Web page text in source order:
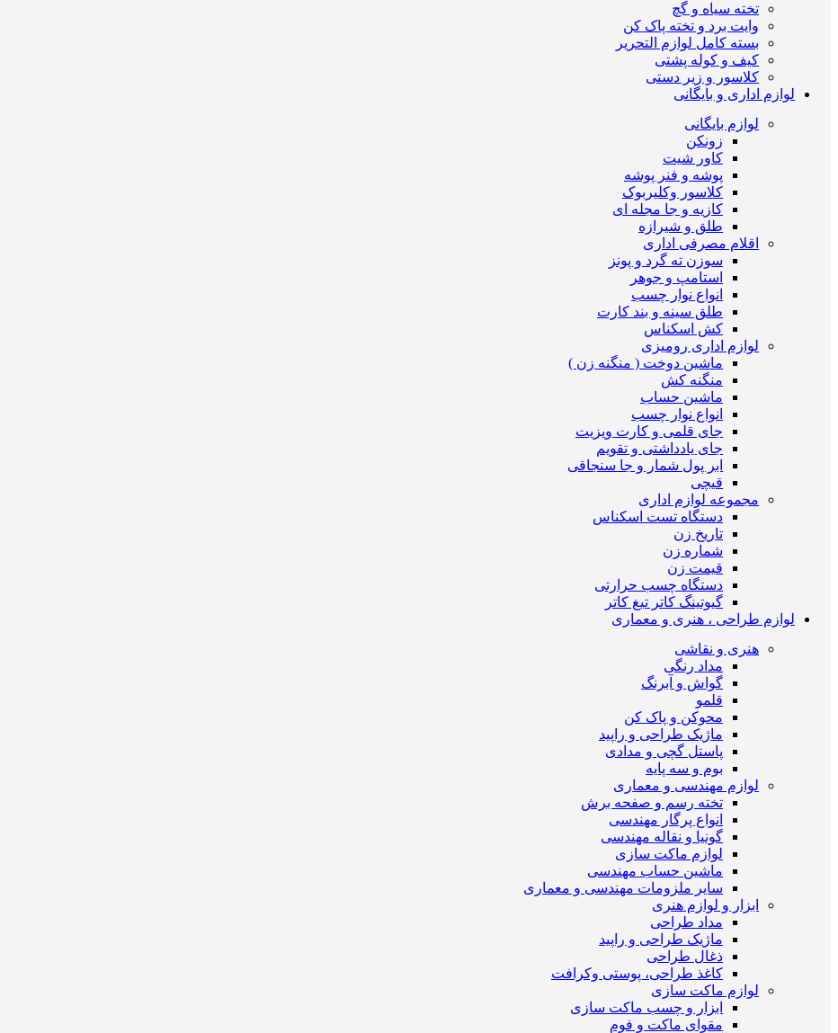
تخته سیاه و گچ
وایت برد و تخته پاک کن
بسته کامل لوازم التحریر
کیف و کوله پشتی
کلاسور و زیر دستی
لوازم اداری و بایگانی
لوازم بایگانی
زونکن
کاور شیت
پوشه و فنر پوشه
کلاسور وکلیربوک
کازیه و جا مجله ای
طلق و شیرازه
اقلام مصرفی اداری
سوزن ته گرد و پونز
استامپ و جوهر
انواع نوار چسب
طلق سینه و بند کارت
کش اسکناس
لوازم اداری رومیزی
ماشین دوخت ( منگنه زن )
منگنه کش
ماشین حساب
انواع نوار چسب
جای قلمی و کارت ویزیت
جای یادداشتی و تقویم
ابر پول شمار و جا سنجاقی
قیچی
مجموعه لوازم اداری
دستگاه تست اسکناس
تاریخ زن
شماره زن
قیمت زن
دستگاه چسب حرارتی
گیوتینگ کاتر تیغ کاتر
لوازم طراحی ، هنری و معماری
هنری و نقاشی
مداد رنگی
گواش و آبرنگ
قلمو
محوکن و پاک کن
ماژیک طراحی و راپید
پاستل گچی و مدادی
بوم و سه پایه
لوازم مهندسی و معماری
تخته رسم و صفحه برش
انواع پرگار مهندسی
گونیا و نقاله مهندسی
لوازم ماکت سازی
ماشین حساب مهندسی
سایر ملزومات مهندسی و معماری
ابزار و لوازم هنری
مداد طراحی
ماژیک طراحی و راپید
ذغال طراحی
کاغذ طراحی، پوستی وکرافت
لوازم ماکت سازی
ابزار و چسب ماکت سازی
مقوای ماکت و فوم